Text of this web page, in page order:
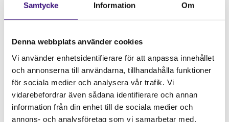
Samtycke Information Om
Denna webbplats använder cookies
Vi använder enhetsidentifierare för att anpassa innehållet
och annonserna till användarna, tillhandahålla funktioner
för sociala medier och analysera vår trafik. Vi
vidarebefordrar även sådana identifierare och annan
information från din enhet till de sociala medier och
annons- och analysföretag som vi samarbetar med.
Dagen efter att jag sovit där fick jag ta med mig 5
limpor bröd hem så att mina kusiner
och
moster
kunde få te och bröd. Vid 15 blev jag
gravid för första gången. Relationen fortsatte, men
mot slutet av graviditeten förändrades allt. Han
betedde sig inte längre på samma sätt, men jag
kände mig maktlös och fortsatte. Jag födde barnet
och fick en förlossningsskada. Jag var förtvivlad;
han gav ingen hjälp till mig eller barnet. Efter två år